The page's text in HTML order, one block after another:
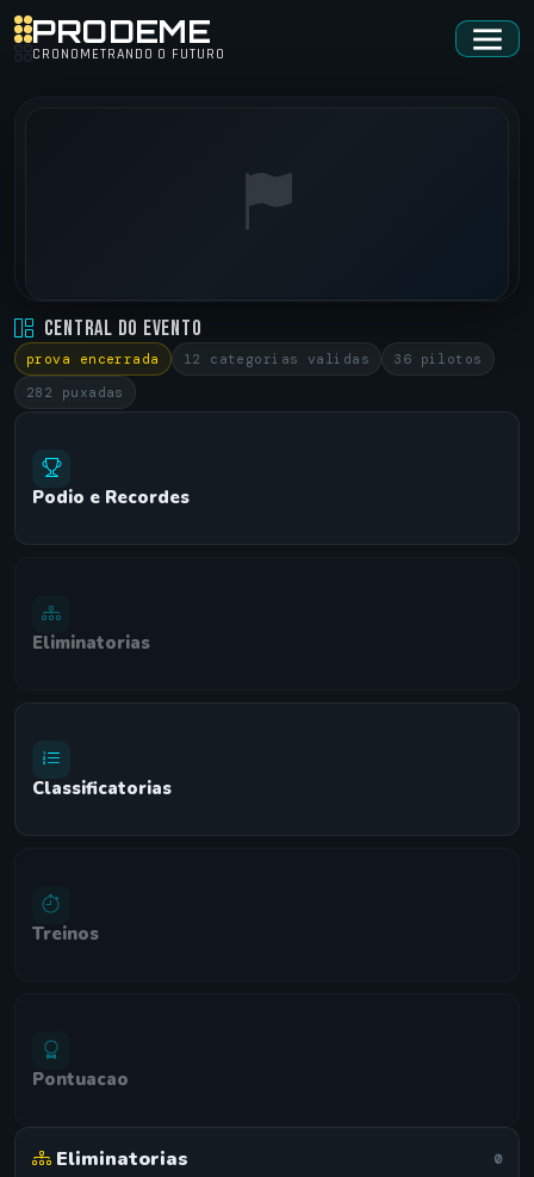
PRODEME
CRONOMETRANDO O FUTURO
ARRANCADAO PASM • CARROS E MOTOS
SANTA MARIA / RS • 19/11/2023
Central do Evento
prova encerrada 12 categorias validas
36 pilotos
282 puxadas
Podio e Recordes
Eliminatorias
Classificatorias
Treinos
Pontuacao
Eliminatorias 0